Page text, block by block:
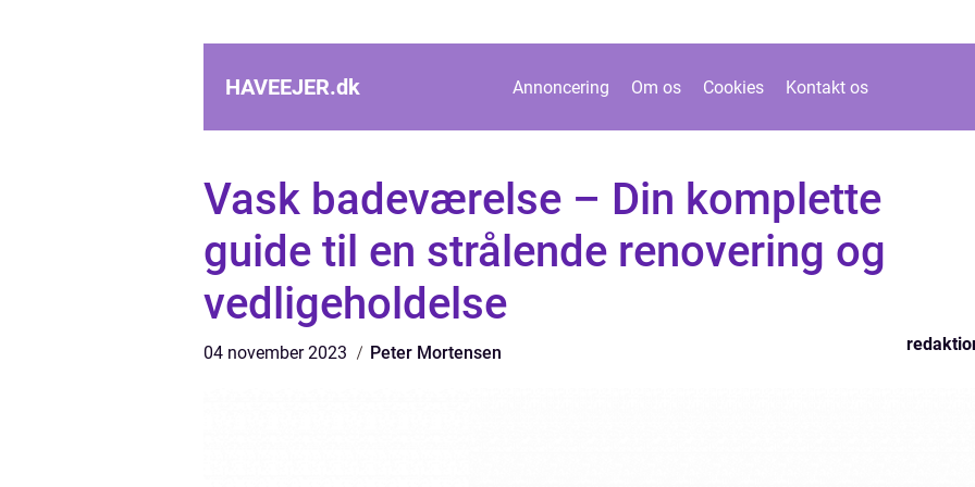
HAVEEJER.dk Annoncering Om os Cookies Kontakt os
Vask badeværelse – Din komplette
guide til en strålende renovering og
vedligeholdelse
04 november 2023 Peter Mortensen